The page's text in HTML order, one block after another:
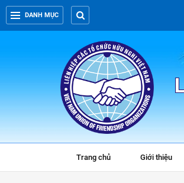
DANH MỤC
Trang chủ Giới thiệu